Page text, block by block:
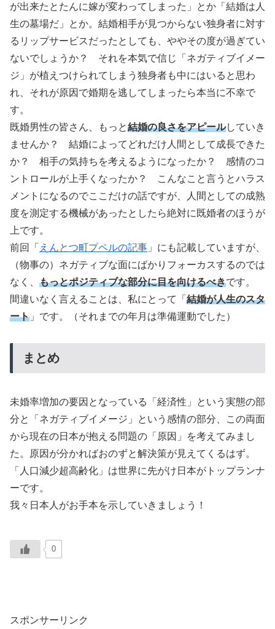
が出来たとたんに嫁が変わってしまった」とか「結婚は人
生の墓場だ」とか。結婚相手が見つからない独身者に対す
るリップサービスだったとしても、ややその度が過ぎてい
ないでしょうか？ それを本気で信じ「ネガティブイメー
ジ」が植えつけられてしまう独身者も中にはいると思わ
れ、それが原因で婚期を逃してしまったら本当に不幸で
す。
既婚男性の皆さん、もっと結婚の良さをアピールしていき
ませんか？ 結婚によってどれだけ人間として成長できた
か？ 相手の気持ちを考えるようになったか？ 感情のコ
ントロールが上手くなったか？ こんなこと言うとハラス
メントになるのでここだけの話ですが、人間としての成熟
度を測定する機械があったとしたら絶対に既婚者のほうが
上です。
前回「 えんとつ町プペルの記事 」にも記載していますが、
（物事の）ネガティブな面にばかりフォーカスするのでは
なく、 もっとポジティブな部分に目を向けるべきです。
間違いなく言えることは、私にとって「 結婚が人生のスタ
ート 」です。（それまでの年月は準備運動でした）
まとめ
未婚率増加の要因となっている「経済性」という実態の部
分と「ネガティブイメージ」という感情の部分、この両面
から現在の日本が抱える問題の「原因」を考えてみまし
た。原因が分かればおのずと解決策が見えてくるはず。
「人口減少超高齢化」は世界に先がけ日本がトップランナ
ーです。
我々日本人がお手本を示していきましょう！
0
スポンサーリンク